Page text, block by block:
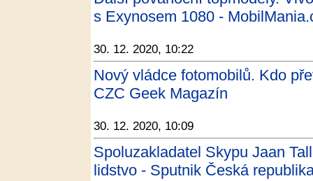
s Exynosem 1080 -
30. 12. 2020, 10:22
Nový vládce fotomobilů. Kdo
CZC Geek Magazín
30. 12. 2020, 10:09
Spoluzakladatel Skypu Jaan
lidstvo - Sputnik Česká